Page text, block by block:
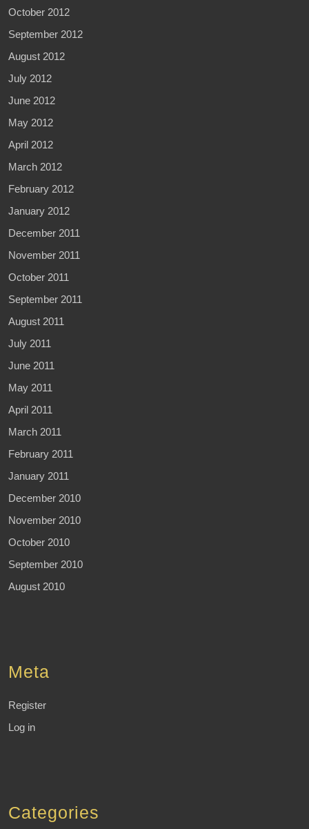
October 2012
September 2012
August 2012
July 2012
June 2012
May 2012
April 2012
March 2012
February 2012
January 2012
December 2011
November 2011
October 2011
September 2011
August 2011
July 2011
June 2011
May 2011
April 2011
March 2011
February 2011
January 2011
December 2010
November 2010
October 2010
September 2010
August 2010
Meta
Register
Log in
Categories